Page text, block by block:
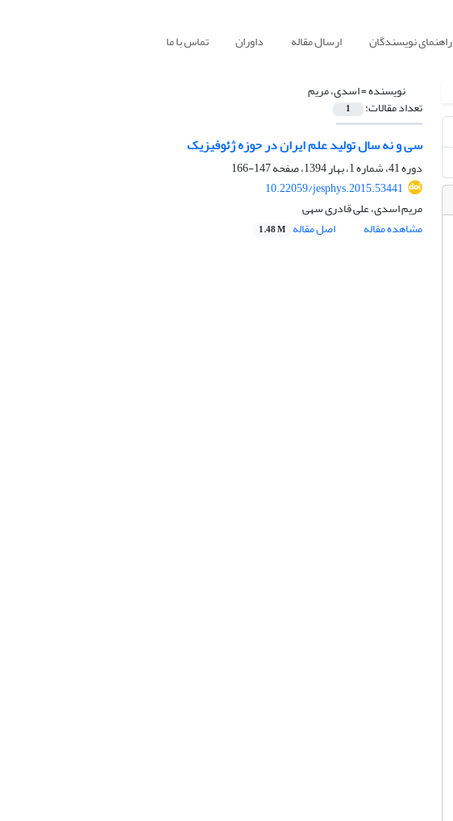
راهنمای نویسندگان ارسال مقاله داوران تماس با ما
نویسنده =اسدی، مریم
تعداد مقالات: 1
سی و نه سال تولید علم ایران در حوزه ژئوفیزیک
دوره 41، شماره 1، بهار 1394، صفحه
147-166
10.22059/jesphys.2015.53441
مریم اسدی، علی قادری سهی
مشاهده مقاله
اصل مقاله 1.48 M